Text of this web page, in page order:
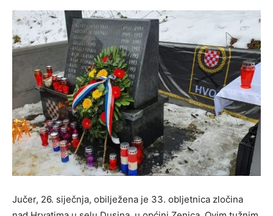
Jučer, 26. siječnja, obilježena je 33. obljetnica zločina